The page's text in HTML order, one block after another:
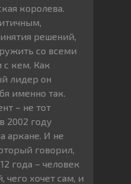
королева.
решений,
со всеми
с кем. Как
лидер он
именно так.
– не тот
2002 году
аркане. И не
говорил,
года – человек
чего хочет сам, и